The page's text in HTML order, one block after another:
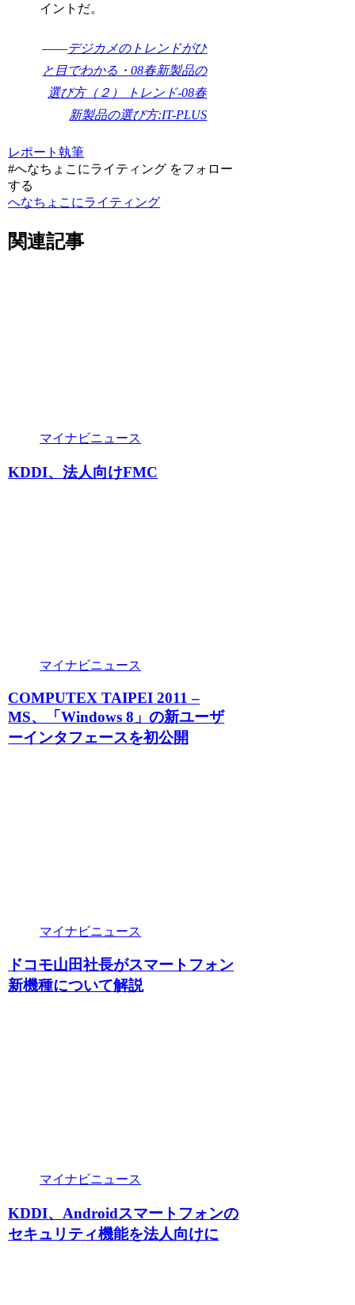
イントだ。
――デジカメのトレンドがひ
と目でわかる・08春新製品の
選び方（２） トレンド-08春
新製品の選び方:IT-PLUS
レポート執筆
#へなちょこにライティング をフォロー
する
へなちょこにライティング
関連記事
マイナビニュース
KDDI、法人向けFMC
マイナビニュース
COMPUTEX TAIPEI 2011 –
MS、「Windows 8」の新ユーザ
ーインタフェースを初公開
マイナビニュース
ドコモ山田社長がスマートフォン
新機種について解説
マイナビニュース
KDDI、Androidスマートフォンの
セキュリティ機能を法人向けに